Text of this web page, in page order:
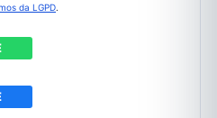
da LGPD.